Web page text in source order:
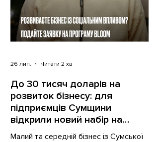
До 30 тисяч доларів на
розвиток бізнесу: для
підприємців Сумщини
відкрили новий набір на
програму BLOOM
Малий та середній бізнес із Сумської
26 лип. Читати 2 хв